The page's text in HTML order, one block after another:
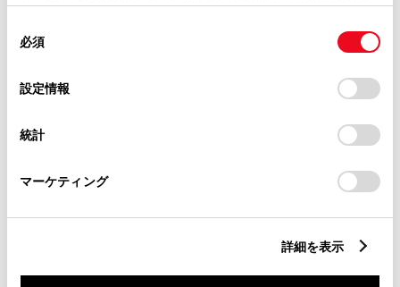
使用することがあります。当ウェブサイトの使用を続行する
デバイスにすべてのCookie(クッキー)が保存されることに同
意したことになります。Cookie(クッキー)のオプトアウト、
設定の変更、同意を撤回したりするにあたっては、当社の
「Cookie（クッキー）情報の取り扱いについて
」をご覧くだ
必須
設定情報
統計
マーケティング
詳細を表示
建物名
必須 ご希望の連絡方法
Eメール